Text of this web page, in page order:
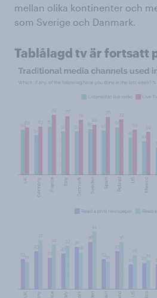
mellan olika kontinenter och
som Sverige och Danmark.
Tablålagd tv är fortsatt